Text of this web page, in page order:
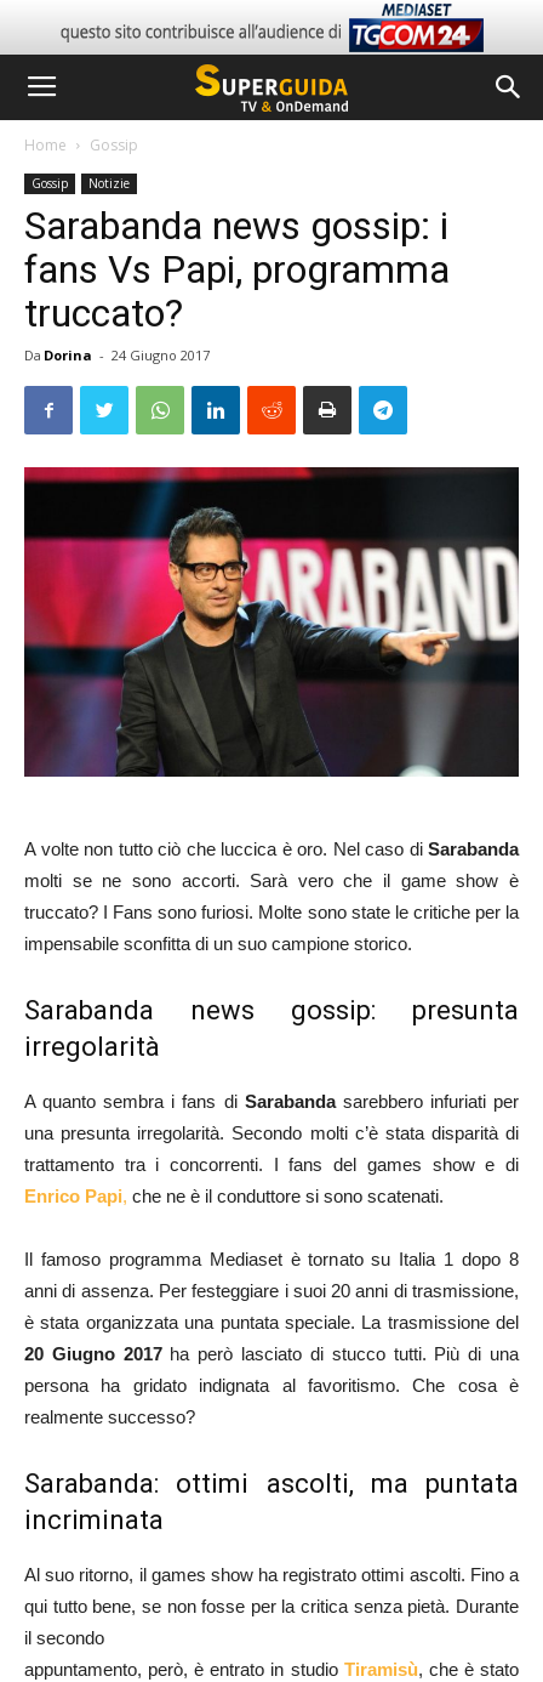
Home Gossip
Gossip Notizie
Sarabanda news gossip: i
fans Vs Papi, programma
truccato?
Da Dorina - 24 Giugno 2017
A volte non tutto ciò che luccica è oro. Nel caso diSarabanda
molti se ne sono accorti. Sarà vero che il game show è
truccato? I Fans sono furiosi. Molte sono state le critiche per la
impensabile sconfitta di un suo campione storico.
Sarabanda news gossip: presunta
irregolarità
A quanto sembra i fans diSarabandasarebbero infuriati per
una presunta irregolarità. Secondo molti c’è stata disparità di
trattamento tra i concorrenti. I fans del games show e di
Enrico Papi, che ne è il conduttore si sono scatenati.
Il famoso programma Mediaset è tornato su Italia 1 dopo 8
anni di assenza. Per festeggiare i suoi 20 anni di trasmissione,
è stata organizzata una puntata speciale. La trasmissione del
20 Giugno 2017ha però lasciato di stucco tutti. Più di una
persona ha gridato indignata al favoritismo. Che cosa è
realmente successo?
Sarabanda: ottimi ascolti, ma puntata
incriminata
Al suo ritorno, il games show ha registrato ottimi ascolti. Fino a
qui tutto bene, se non fosse per la critica senza pietà. Durante
il secondo
appuntamento, però, è entrato in studio Tiramisù, che è stato